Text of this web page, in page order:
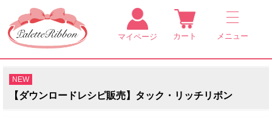
マイページ カート メニュー
NEW
【ダウンロードレシピ販売】タック・リッチリボン